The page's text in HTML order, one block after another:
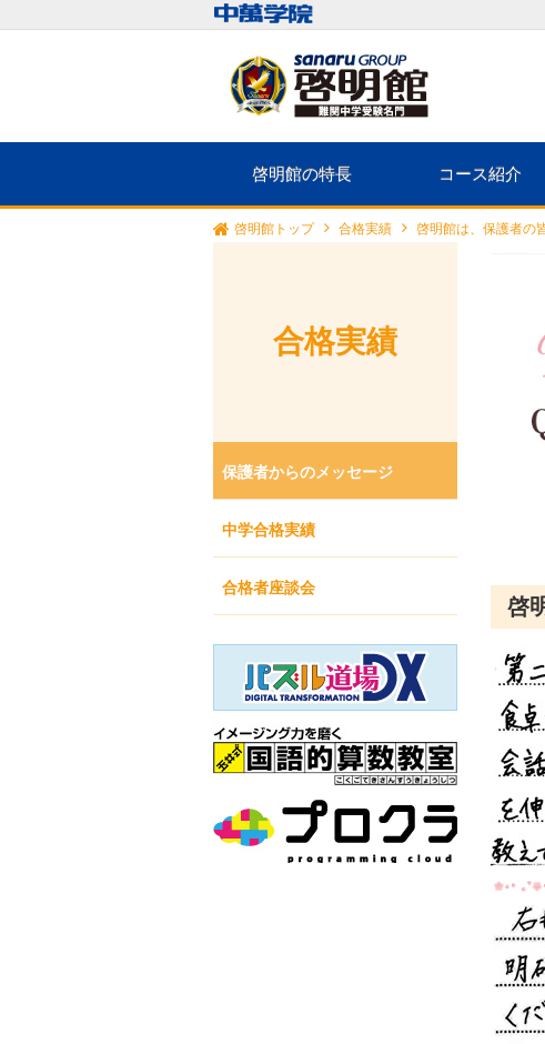
啓明館の特長 コース紹介
啓明館トップ 合格実績 啓明館は、保護者の
啓
合格実績
保護者からのメッセージ
中学合格実績
合格者座談会